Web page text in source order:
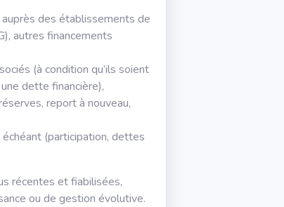
des établissements de
autres financements
(à condition qu’ils soient
dette financière),
report à nouveau,
(participation, dettes
récentes et fiabilisées,
ou de gestion évolutive.